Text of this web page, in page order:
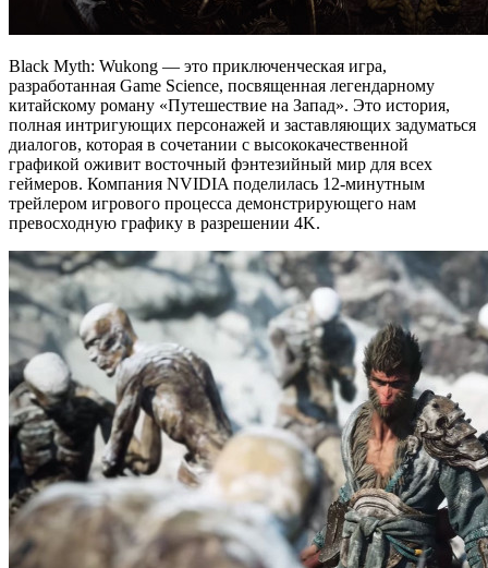
Black Myth: Wukong — это приключенческая игра,
разработанная Game Science, посвященная легендарному
китайскому роману «Путешествие на Запад». Это история,
полная интригующих персонажей и заставляющих задуматься
диалогов, которая в сочетании с высококачественной
графикой оживит восточный фэнтезийный мир для всех
геймеров. Компания NVIDIA поделилась 12-минутным
трейлером игрового процесса демонстрирующего нам
превосходную графику в разрешении 4K.